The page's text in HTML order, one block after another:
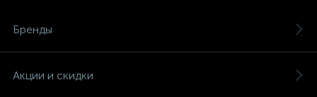
Бренды
Акции и скидки